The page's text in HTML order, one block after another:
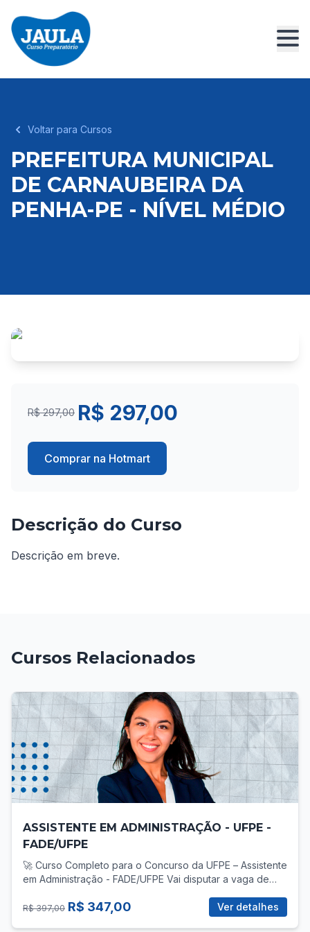
Voltar para Cursos
PREFEITURA MUNICIPAL
DE CARNAUBEIRA DA
PENHA-PE - NÍVEL MÉDIO
R$ 297,00 R$ 297,00
Comprar na Hotmart
Descrição do Curso
Descrição em breve.
Cursos Relacionados
ASSISTENTE EM ADMINISTRAÇÃO - UFPE -
FADE/UFPE
🚀 Curso Completo para o Concurso da UFPE – Assistente
em Administração - FADE/UFPE Vai disputar a vaga de
você precisa de uma preparação direcionada, com foco
total no que realmente cobra! 📚 O que você vai
R$ 397,00 R$ 347,00 Ver detalhes